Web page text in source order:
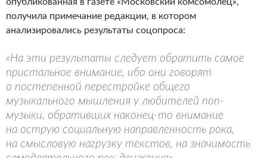
опубликованная в газете «Московский комсомолец»,
получила примечание редакции, в котором
анализировались результаты соцопроса:
«На эти результаты следует обратить самое
пристальное внимание, ибо они говорят
о постепенной перестройке общего
музыкального мышле­ния у любителей поп-
музыки, обративших наконец-то внимание
на острую социальную направленность рока,
на смысловую нагрузку текстов, на значимость